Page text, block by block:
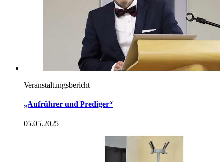
Veranstaltungsbericht
„Aufrührer und Prediger“
05.05.2025